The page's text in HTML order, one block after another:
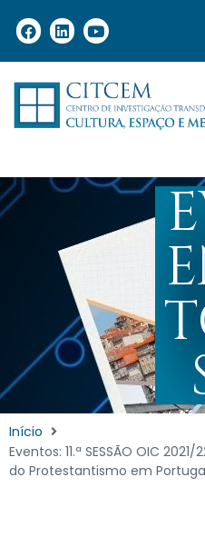
Início
Eventos: 11.ª SESSÃO OIC
do Protestantismo em